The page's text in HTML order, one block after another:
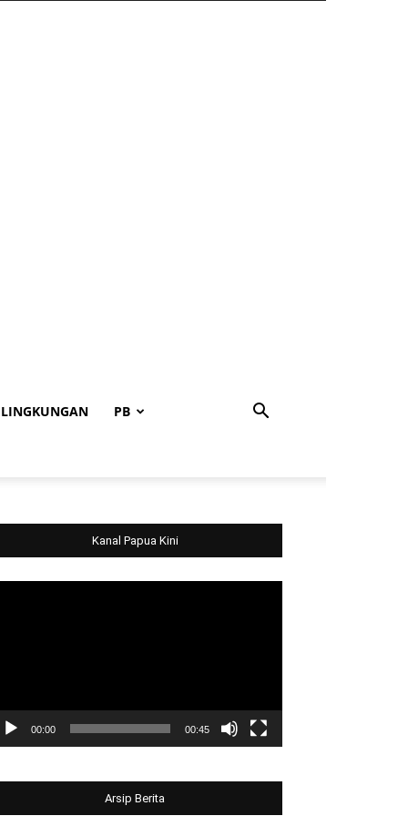
LINGKUNGAN PB
Kanal Papua Kini
00:00 00:45
Arsip Berita